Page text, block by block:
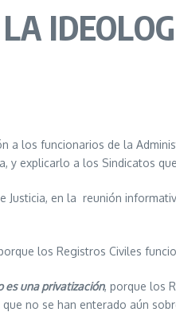
a los funcionarios de la
y explicarlo a los Sindicatos
Justicia, en la reunión
los Registros Civiles
es una privatización, porque los
no se han enterado aún